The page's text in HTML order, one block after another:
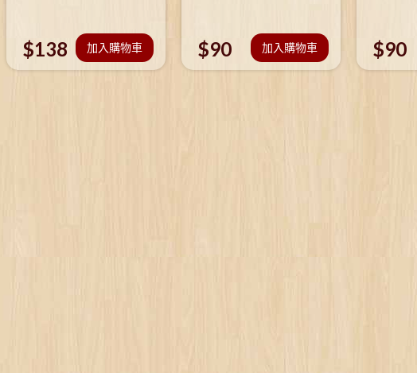
$138 加入購物車 $90 加入購物車 $90